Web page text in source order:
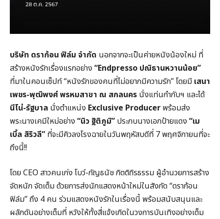
บริษัท ดราก้อน ฟิล์ม จำกัด นอกจากจะเป็นค่ายหนังน้องใหม่ ที่
สร้างหนังรักเรื่องแรกอย่าง “Endpresso ปณิธานหวานน้อย”
ที่มาในคอนเซ็ปท์ “หนังรักของคนที่ไม่อยากมีความรัก” โดยมี เสนา
เพชร-พุฒิพงศ์ พรหมสาขา ณ สกลนคร นั่งแท่นกำกับฯ และได้
นีโน่-รัฐบาล นั่งตำแหน่ง Exclusive Producerพร้อมส่ง
พระนางเคมีใหม่อย่าง “นิว ฐิติภูมิ” ประกบนางเอกป้ายแดง “เม
เบิ้ล สิริวลี” ที่จะมีคิวลงโรงฉายในวันพฤหัสบดีที่ 7 พฤศจิกายนที่จะ
ถึงนี้!!
โดย CEO สาวคนเก่ง โบว์-กัญธนัช กิตติถิรธรรม ผู้อำนวยการสร้าง
จัดหนัก จัดเต็ม ด้วยการส่งนักแสดงหน้าใหม่ในสังกัด “ดราก้อน
ฟิล์ม” ถึง 4 คน ร่วมแสดงหนังรักในเรื่องนี้ พร้อมสนับสนุนและ
ผลักดันอย่างเต็มที่ หวังให้ทั้งสี่แจ้งเกิดในวงการบันเทิงอย่างเต็ม